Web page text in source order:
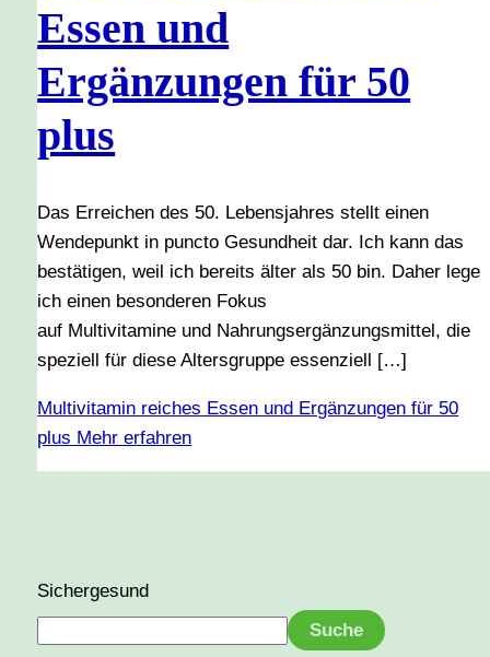
Essen und
Ergänzungen für 50
plus
Das Erreichen des 50. Lebensjahres stellt einen
Wendepunkt in puncto Gesundheit dar. Ich kann das
bestätigen, weil ich bereits älter als 50 bin. Daher lege
ich einen besonderen Fokus
auf Multivitamine und Nahrungsergänzungsmittel, die
speziell für diese Altersgruppe essenziell […]
Multivitamin reiches Essen und Ergänzungen für 50
plus Mehr erfahren
Sichergesund
Suche